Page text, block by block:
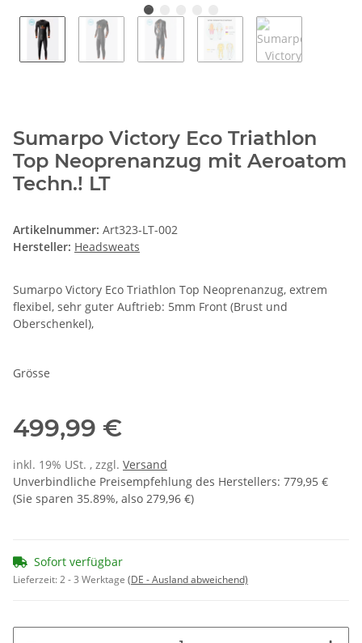
Sumarpo Victory Eco Triathlon
Top Neoprenanzug mit Aeroatom
Techn.! LT
Artikelnummer: Art323-LT-002
Hersteller: Headsweats
Sumarpo Victory Eco Triathlon Top Neoprenanzug, extrem
flexibel, sehr guter Auftrieb: 5mm Front (Brust und
Oberschenkel),
Grösse
499,99 €
inkl. 19% USt. , zzgl. Versand
Unverbindliche Preisempfehlung des Herstellers: 779,95 €
(Sie sparen 35.89%, also 279,96 €)
Sofort verfügbar
Lieferzeit:2 - 3 Werktage (DE - Ausland abweichend)